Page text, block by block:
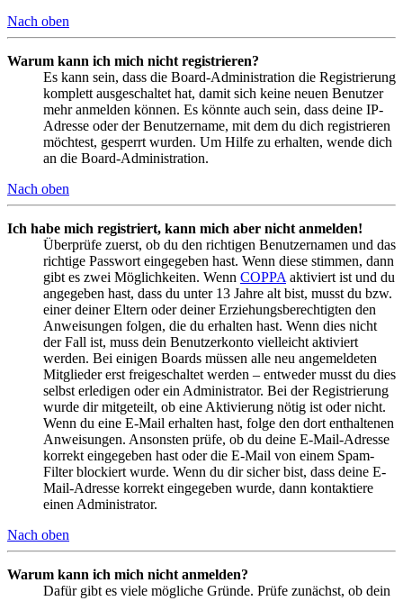
Nach oben
Warum kann ich mich nicht registrieren?
Es kann sein, dass die Board-Administration die Registrierung
komplett ausgeschaltet hat, damit sich keine neuen Benutzer
mehr anmelden können. Es könnte auch sein, dass deine IP-
Adresse oder der Benutzername, mit dem du dich registrieren
möchtest, gesperrt wurden. Um Hilfe zu erhalten, wende dich
an die Board-Administration.
Nach oben
Ich habe mich registriert, kann mich aber nicht anmelden!
Überprüfe zuerst, ob du den richtigen Benutzernamen und das
richtige Passwort eingegeben hast. Wenn diese stimmen, dann
gibt es zwei Möglichkeiten. Wenn COPPA aktiviert ist und du
angegeben hast, dass du unter 13 Jahre alt bist, musst du bzw.
einer deiner Eltern oder deiner Erziehungsberechtigten den
Anweisungen folgen, die du erhalten hast. Wenn dies nicht
der Fall ist, muss dein Benutzerkonto vielleicht aktiviert
werden. Bei einigen Boards müssen alle neu angemeldeten
Mitglieder erst freigeschaltet werden – entweder musst du dies
selbst erledigen oder ein Administrator. Bei der Registrierung
wurde dir mitgeteilt, ob eine Aktivierung nötig ist oder nicht.
Wenn du eine E-Mail erhalten hast, folge den dort enthaltenen
Anweisungen. Ansonsten prüfe, ob du deine E-Mail-Adresse
korrekt eingegeben hast oder die E-Mail von einem Spam-
Filter blockiert wurde. Wenn du dir sicher bist, dass deine E-
Mail-Adresse korrekt eingegeben wurde, dann kontaktiere
einen Administrator.
Nach oben
Warum kann ich mich nicht anmelden?
Dafür gibt es viele mögliche Gründe. Prüfe zunächst, ob dein